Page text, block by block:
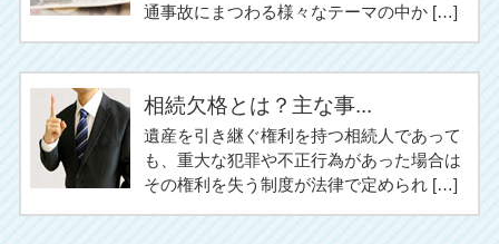
通事故にまつわる様々なテーマの中か […]
相続欠格とは？主な事...
遺産を引き継ぐ権利を持つ相続人であって
も、重大な犯罪や不正行為があった場合は
その権利を失う制度が法律で定められ […]